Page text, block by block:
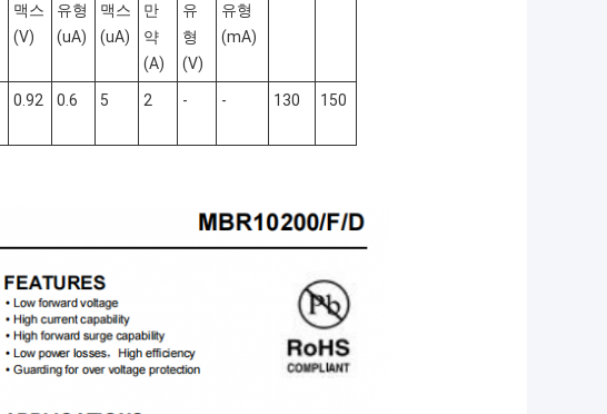
맥스
(V)
유형
(uA)
맥스
(uA)
만
약
(A)
유
형
(V)
유형
(mA)
0.92 0.6 5 2 - - 130 150